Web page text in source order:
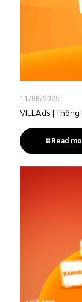
11/08/2025
VILLAds |
Read